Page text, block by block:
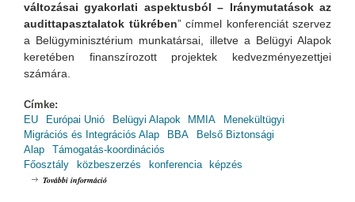
változásai gyakorlati aspektusból – Iránymutatások az
audittapasztalatok tükrében” címmel konferenciát szervez
a Belügyminisztérium munkatársai, illetve a Belügyi Alapok
keretében finanszírozott projektek kedvezményezettjei
számára.
Címke:
EU
Európai Unió Belügyi Alapok MMIA
Menekültügyi
Migrációs és Integrációs Alap
BBA
Belső Biztonsági
Alap
Támogatás-koordinációs
Főosztály
közbeszerzés konferencia képzés
További információ